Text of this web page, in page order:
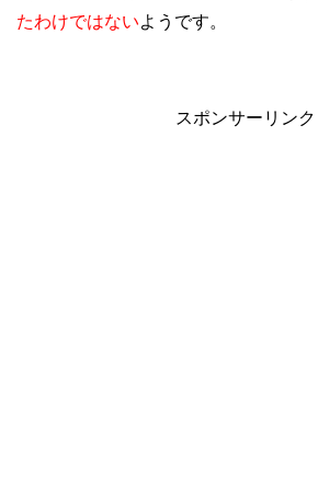
たわけではないようです。
スポンサーリンク